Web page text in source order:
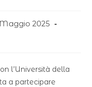
2025
l’Università della
a partecipare